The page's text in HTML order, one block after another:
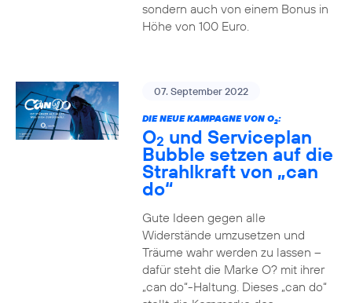
sondern auch von einem Bonus in
Höhe von 100 Euro.
07. September 2022
DIE NEUE KAMPAGNE VON O2:
O2 und Serviceplan
Bubble setzen auf die
Strahlkraft von „can
do“
Gute Ideen gegen alle
Widerstände umzusetzen und
Träume wahr werden zu lassen –
dafür steht die Marke O? mit ihrer
„can do“-Haltung. Dieses „can do“